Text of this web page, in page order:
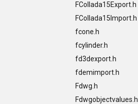
FCollada15Export.h
FCollada15Import.h
fcone.h
fcylinder.h
fd3dexport.h
fdemimport.h
Fdwg.h
Fdwgobjectvalues.h